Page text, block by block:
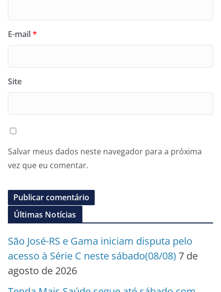
E-mail*
Site
Salvar meus dados neste navegador para a próxima
vez que eu comentar.
Últimas Notícias
São José-RS e Gama iniciam disputa pelo
acesso à Série C neste sábado(08/08) 7 de
agosto de 2026